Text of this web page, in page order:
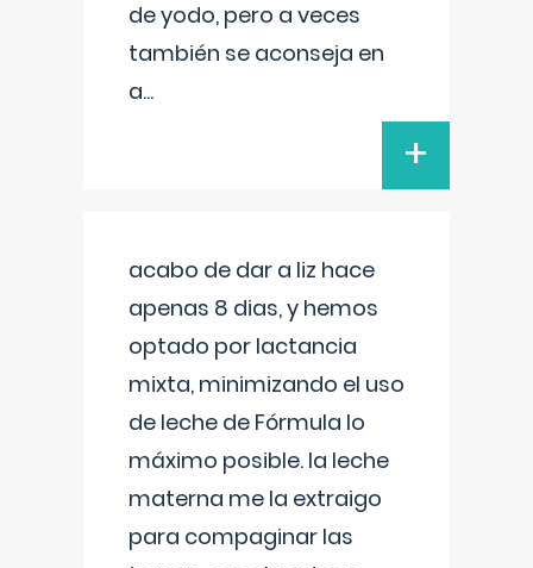
de yodo, pero a veces
también se aconseja en
a...
+
acabo de dar a liz hace
apenas 8 dias, y hemos
optado por lactancia
mixta, minimizando el uso
de leche de Fórmula lo
máximo posible. la leche
materna me la extraigo
para compaginar las